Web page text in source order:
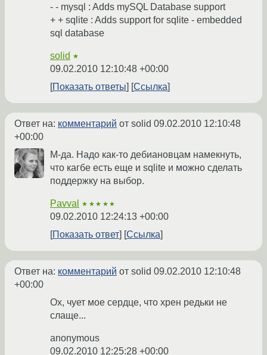
- - mysql : Adds mySQL Database support
+ + sqlite : Adds support for sqlite - embedded
sql database
solid ★
09.02.2010 12:10:48 +00:00
Показать ответы
Ссылка
Ответ на: комментарий от solid 09.02.2010 12:10:48
+00:00
М-да. Надо как-то дебиановцам намекнуть,
что кагбе есть еще и sqlite и можно сделать
поддержку на выбор.
Pavval ★★★★★
09.02.2010 12:24:13 +00:00
Показать ответ
Ссылка
Ответ на: комментарий от solid 09.02.2010 12:10:48
+00:00
Ох, чует мое сердце, что хрен редьки не
слаще...
anonymous
09.02.2010 12:25:28 +00:00